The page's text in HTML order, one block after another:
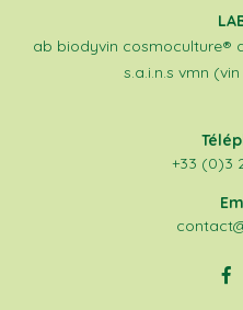
ab biodyvin cosmoculture®
s.a.i.n.s vmn
+33 (0)3